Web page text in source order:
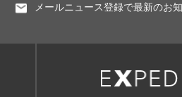
メールニュース登録で最新のお